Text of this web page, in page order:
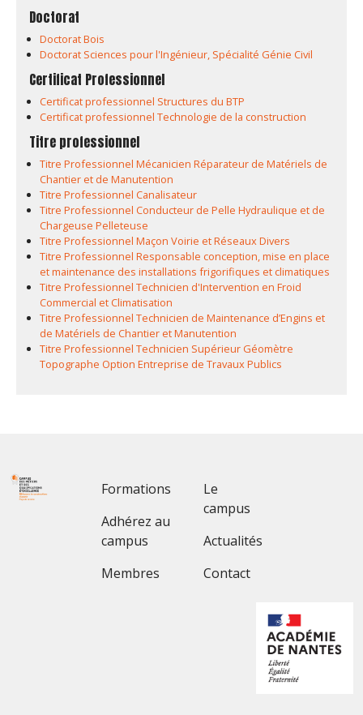
Doctorat
Doctorat Bois
Doctorat Sciences pour l'Ingénieur, Spécialité Génie Civil
Certificat Professionnel
Certificat professionnel Structures du BTP
Certificat professionnel Technologie de la construction
Titre professionnel
Titre Professionnel Mécanicien Réparateur de Matériels de
Chantier et de Manutention
Titre Professionnel Canalisateur
Titre Professionnel Conducteur de Pelle Hydraulique et de
Chargeuse Pelleteuse
Titre Professionnel Maçon Voirie et Réseaux Divers
Titre Professionnel Responsable conception, mise en place
et maintenance des installations frigorifiques et climatiques
Titre Professionnel Technicien d'Intervention en Froid
Commercial et Climatisation
Titre Professionnel Technicien de Maintenance d’Engins et
de Matériels de Chantier et Manutention
Titre Professionnel Technicien Supérieur Géomètre
Topographe Option Entreprise de Travaux Publics
Footer 1
Formations
Adhérez au
campus
Membres
Footer 2
Le
campus
Actualités
Contact